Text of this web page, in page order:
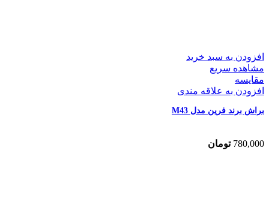
افزودن به سبد خرید
مشاهده سریع
مقایسه
افزودن به علاقه مندی
براش برند فرین مدل M43
780,000 تومان